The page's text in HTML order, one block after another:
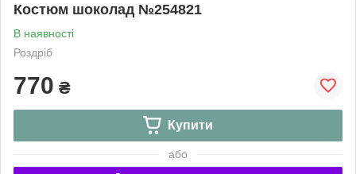
Костюм шоколад №254821
В наявності
Роздріб
770 ₴
Купити
або